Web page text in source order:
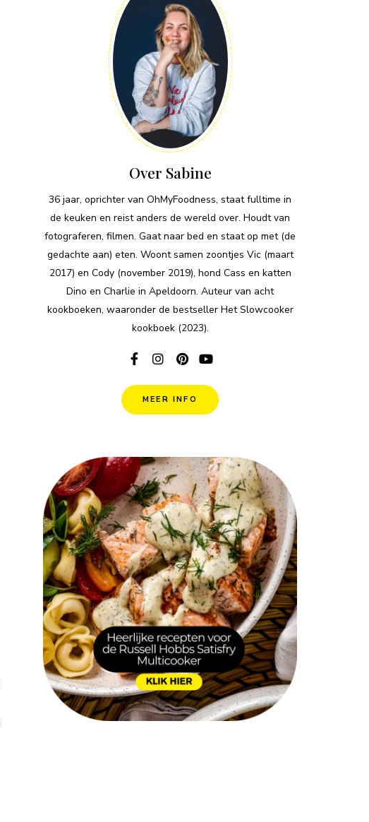
Over Sabine
36 jaar, oprichter van OhMyFoodness, staat fulltime in
de keuken en reist anders de wereld over. Houdt van
fotograferen, filmen. Gaat naar bed en staat op met (de
gedachte aan) eten. Woont samen zoontjes Vic (maart
2017) en Cody (november 2019), hond Cass en katten
Dino en Charlie in Apeldoorn. Auteur van acht
kookboeken, waaronder de bestseller Het Slowcooker
kookboek (2023).
MEER INFO